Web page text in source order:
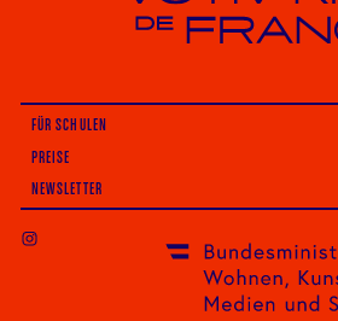
FÜR SCHULEN
PREISE
NEWSLETTER